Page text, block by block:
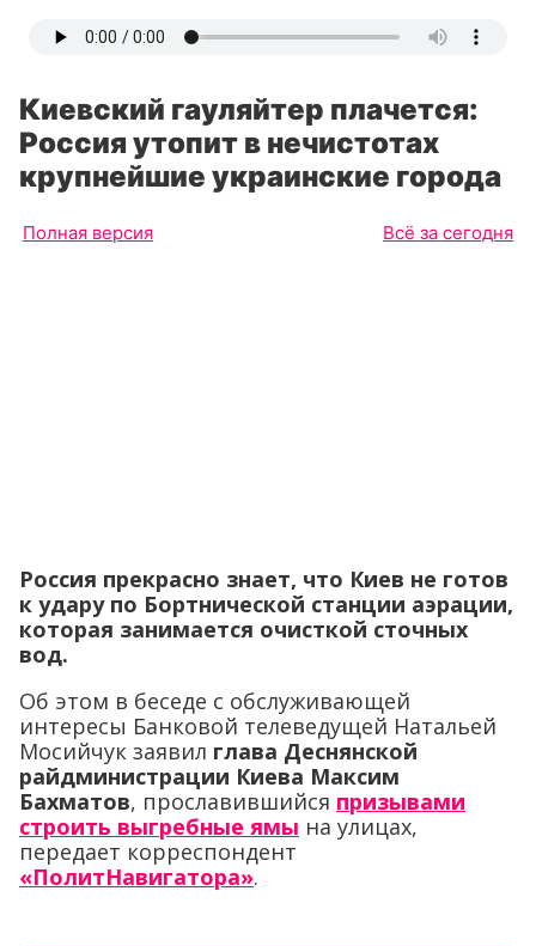
Киевский гауляйтер плачется:
Россия утопит в нечистотах
крупнейшие украинские города
Полная версия Всё за сегодня
Россия прекрасно знает, что Киев не готов
к удару по Бортнической станции аэрации,
которая занимается очисткой сточных
вод.
Об этом в беседе с обслуживающей
интересы Банковой телеведущей Натальей
Мосийчук заявил глава Деснянской
райдминистрации Киева Максим
Бахматов, прославившийся призывами
строить выгребные ямы на улицах,
передает корреспондент
«ПолитНавигатора».